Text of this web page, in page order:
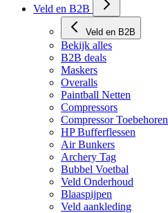
Veld en B2B
Veld en B2B
Bekijk alles
B2B deals
Maskers
Overalls
Paintball Netten
Compressors
Compressor Toebehoren
HP Bufferflessen
Air Bunkers
Archery Tag
Bubbel Voetbal
Veld Onderhoud
Blaaspijpen
Veld aankleding